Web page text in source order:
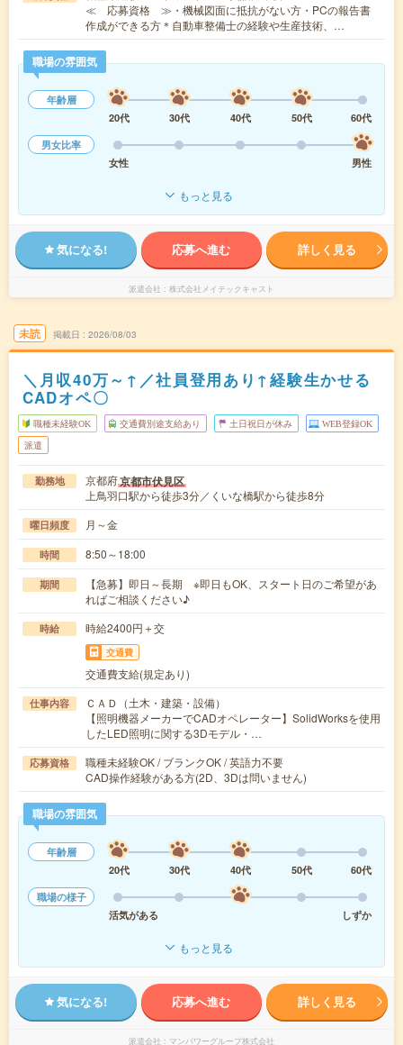
≪ 応募資格 ≫・機械図面に抵抗がない方・PCの報告書
作成ができる方＊自動車整備士の経験や生産技術、…
職場の雰囲気
年齢層
20代
30代 40代 50代
60代
男女比率
女性
男性
もっと見る
気になる! 応募へ進む 詳しく見る
派遣会社 株式会社メイテックキャスト
未読 掲載日 2026/08/03
＼月収40万～↑／社員登用あり↑経験生かせる
CADオペ〇
職種未経験OK 交通費別途支給あり 土日祝日が休み WEB登録OK
派遣
勤務地 京都府京都市伏見区
上鳥羽口駅から徒歩3分／くいな橋駅から徒歩8分
曜日頻度 月～金
時間 8:50～18:00
期間
【急募】即日～長期 ※即日もOK、スタート日のご希望があ
ればご相談ください♪
時給 時給2400円＋交
交通費
交通費支給(規定あり)
仕事内容
ＣＡＤ（土木・建築・設備）
【照明機器メーカーでCADオペレーター】SolidWorksを使用
したLED照明に関する3Dモデル・…
応募資格
職種未経験OK / ブランクOK / 英語力不要
CAD操作経験がある方(2D、3Dは問いません)
職場の雰囲気
年齢層
20代
30代 40代 50代
60代
職場の様子
活気がある
しずか
もっと見る
気になる! 応募へ進む 詳しく見る
派遣会社 マンパワーグループ株式会社